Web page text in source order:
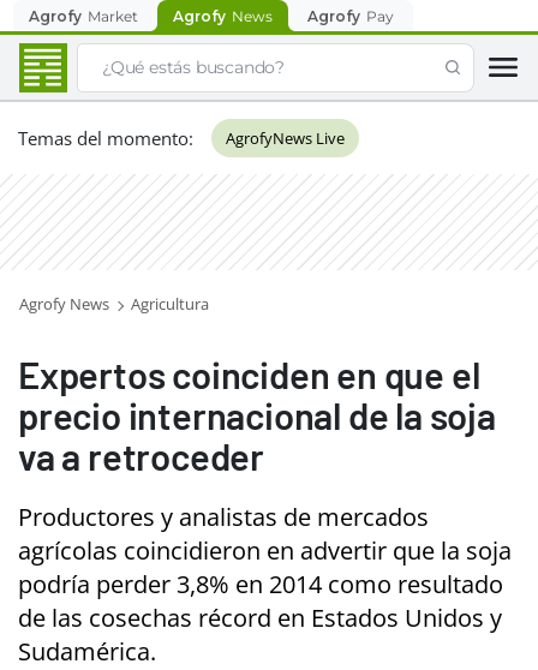
Agrofy Market Agrofy News Agrofy Pay
Temas del momento: AgrofyNews Live
Agrofy News Agricultura
Expertos coinciden en que el
precio internacional de la soja
va a retroceder
Productores y analistas de mercados
agrícolas coincidieron en advertir que la soja
podría perder 3,8% en 2014 como resultado
de las cosechas récord en Estados Unidos y
Sudamérica.